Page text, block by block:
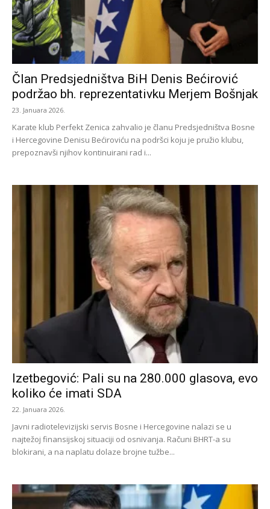
Član Predsjedništva BiH Denis Bećirović
podržao bh. reprezentativku Merjem Bošnjak
23. Januara 2026.
Karate klub Perfekt Zenica zahvalio je članu Predsjedništva Bosne
i Hercegovine Denisu Bećiroviću na podršci koju je pružio klubu,
prepoznavši njihov kontinuirani rad i...
Izetbegović: Pali su na 280.000 glasova, evo
koliko će imati SDA
22. Januara 2026.
Javni radiotelevizijski servis Bosne i Hercegovine nalazi se u
najtežoj finansijskoj situaciji od osnivanja. Računi BHRT-a su
blokirani, a na naplatu dolaze brojne tužbe...